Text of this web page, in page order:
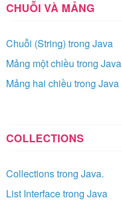
CHUỖI VÀ MẢNG
Chuỗi (String) trong Java
Mảng một chiều trong Java
Mảng hai chiều trong Java
COLLECTIONS
Collections trong Java.
List Interface trong Java